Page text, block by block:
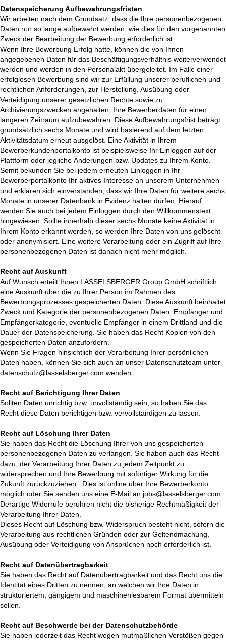
Datenspeicherung Aufbewahrungsfristen
Wir arbeiten nach dem Grundsatz, dass die Ihre personenbezogenen
Daten nur so lange aufbewahrt werden, wie dies für den vorgenannten
Zweck der Bearbeitung der Bewerbung erforderlich ist.
Wenn Ihre Bewerbung Erfolg hatte, können die von Ihnen
angegebenen Daten für das Beschäftigungsverhältnis weiterverwendet
werden und werden in den Personalakt übergeleitet. Im Falle einer
erfolglosen Bewerbung sind wir zur Erfüllung unserer beruflichen und
rechtlichen Anforderungen, zur Herstellung, Ausübung oder
Verteidigung unserer gesetzlichen Rechte sowie zu
Archivierungszwecken angehalten, Ihre Bewerberdaten für einen
längeren Zeitraum aufzubewahren. Diese Aufbewahrungsfrist beträgt
grundsätzlich sechs Monate und wird basierend auf dem letzten
Aktivitätsdatum erneut ausgelöst. Eine Aktivität in Ihrem
Bewerberkundenportalkonto ist beispielsweise Ihr Einloggen auf der
Plattform oder jegliche Änderungen bzw. Updates zu Ihrem Konto.
Somit bekunden Sie bei jedem erneuten Einloggen in Ihr
Bewerberportalkonto Ihr aktives Interesse an unserem Unternehmen
und erklären sich einverstanden, dass wir Ihre Daten für weitere sechs
Monate in unserer Datenbank in Evidenz halten dürfen. Hierauf
werden Sie auch bei jedem Einloggen durch den Willkommenstext
hingewiesen. Sollte innerhalb dieser sechs Monate keine Aktivität in
Ihrem Konto erkannt werden, so werden Ihre Daten von uns gelöscht
oder anonymisiert. Eine weitere Verarbeitung oder ein Zugriff auf Ihre
personenbezogenen Daten ist danach nicht mehr möglich.
Recht auf Auskunft
Auf Wunsch erteilt Ihnen LASSELSBERGER Group GmbH schriftlich
eine Auskunft über die zu Ihrer Person im Rahmen des
Bewerbungsprozesses gespeicherten Daten. Diese Auskunft beinhaltet
Zweck und Kategorie der personenbezogenen Daten, Empfänger und
Empfängerkategorie, eventuelle Empfänger in einem Drittland und die
Dauer der Datenspeicherung. Sie haben das Recht Kopien von den
gespeicherten Daten anzufordern.
Wenn Sie Fragen hinsichtlich der Verarbeitung Ihrer persönlichen
Daten haben, können Sie sich auch an unser Datenschutzteam unter
datenschutz@lasselsberger.com wenden.
Recht auf Berichtigung Ihrer Daten
Sollten Daten unrichtig bzw. unvollständig sein, so haben Sie das
Recht diese Daten berichtigen bzw. vervollständigen zu lassen.
Recht auf Löschung Ihrer Daten
Sie haben das Recht die Löschung Ihrer von uns gespeicherten
personenbezogenen Daten zu verlangen. Sie haben auch das Recht
dazu, der Verarbeitung Ihrer Daten zu jedem Zeitpunkt zu
widersprechen und Ihre Bewerbung mit sofortiger Wirkung für die
Zukunft zurückzuziehen. Dies ist online über Ihre Bewerberkonto
möglich oder Sie senden uns eine E-Mail an jobs@lasselsberger.com.
Derartige Widerrufe berühren nicht die bisherige Rechtmäßigkeit der
Verarbeitung Ihrer Daten.
Dieses Recht auf Löschung bzw. Widerspruch besteht nicht, sofern die
Verarbeitung aus rechtlichen Gründen oder zur Geltendmachung,
Ausübung oder Verteidigung von Ansprüchen noch erforderlich ist.
Recht auf Datenübertragbarkeit
Sie haben das Recht auf Datenübertragbarkeit und das Recht uns die
Identität eines Dritten zu nennen, an welchen wir Ihre Daten in
strukturiertem, gängigem und maschinenlesbarem Format übermitteln
sollen.
Recht auf Beschwerde bei der Datenschutzbehörde
Sie haben jederzeit das Recht wegen mutmaßlichen Verstößen gegen